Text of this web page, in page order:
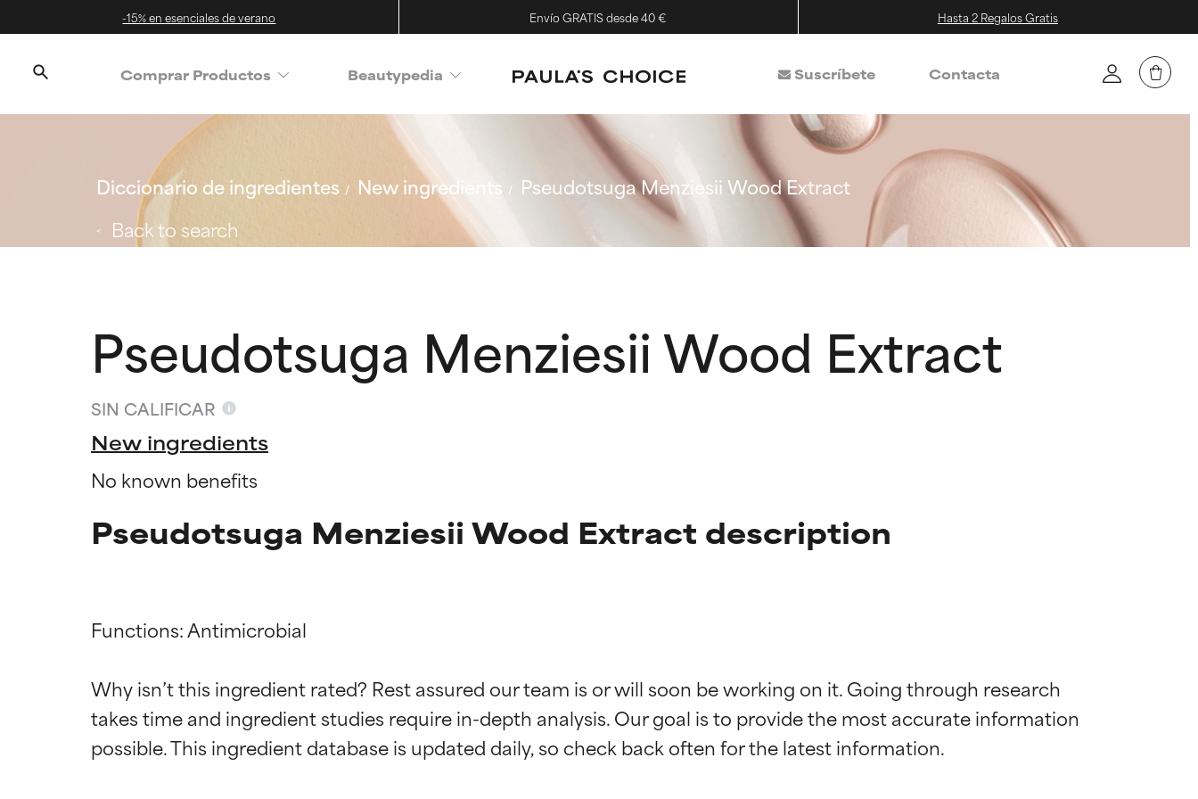
-15% en esenciales de verano Envío GRATIS desde 40 € Hasta 2 Regalos Gratis
Comprar Productos Beautypedia Suscríbete Contacta
Diccionario de ingredientes New ingredients
Pseudotsuga Menziesii Wood Extract
Back to search
Pseudotsuga Menziesii Wood Extract
SIN CALIFICAR
New ingredients
No known benefits
Pseudotsuga Menziesii Wood Extract description
Functions: Antimicrobial
Why isn’t this ingredient rated? Rest assured our team is or will soon be working on it. Going through research
takes time and ingredient studies require in-depth analysis. Our goal is to provide the most accurate information
Calificaciones de ingredientes
EXCELENTE
Calificaciones de ingredientes
EXCELENTE